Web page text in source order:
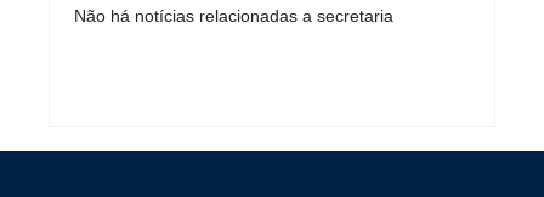
Não há notícias relacionadas a secretaria